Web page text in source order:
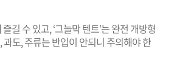
길 수 있고, ‘그늘막 텐트’는 완전 개방형
도, 주류는 반입이 안되니 주의해야 한